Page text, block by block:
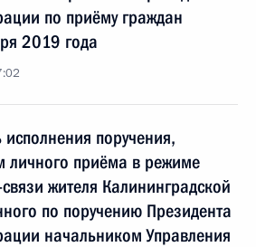
по приёму граждан
2019 года
поручения,
личного приёма в режиме
жителя Калининградской
по поручению Президента
начальником Управления